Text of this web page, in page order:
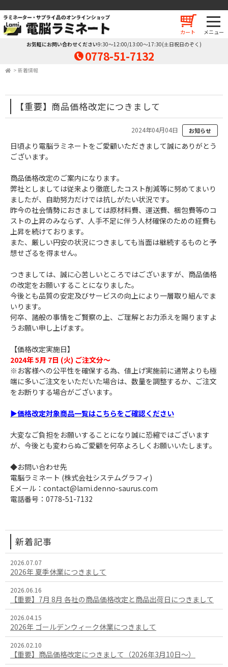
カート
お気軽にお問い合わせください9:30～12:00/13:00～17:30(土日祝日のぞく)
0778-51-7132
> 新着情報
【重要】商品価格改定につきまして
2024年04月04日 お知らせ
日頃より電脳ラミネートをご愛顧いただきまして誠にありがとう
ございます。
商品価格改定のご案内になります。
弊社としましては従来より徹底したコスト削減等に努めてまいり
ましたが、自助努力だけでは抗しがたい状況です。
昨今の社会情勢におきましては原材料費、運送費、梱包費等のコ
ストの上昇のみならず、人手不足に伴う人材確保のための経費も
上昇を続けております。
また、厳しい円安の状況につきましても当面は継続するものと予
想せざるを得ません。
つきましては、誠に心苦しいところではございますが、商品価格
の改定をお願いすることになりました。
今後とも品質の安定及びサービスの向上により一層取り組んでま
いります。
何卒、諸般の事情をご賢察の上、ご理解とお力添えを賜りますよ
うお願い申し上げます。
【価格改定実施日】
2024年 5月 7日 (火) ご注文分～
※お客様への公平性を確保する為、値上げ実施前に通常よりも極
端に多いご注文をいただいた場合は、数量を調整するか、ご注文
をお断りする場合がございます。
▶価格改定対象商品一覧はこちらをご確認ください
大変なご負担をお願いすることになり誠に恐縮ではございます
が、今後とも変わらぬご愛顧を何卒よろしくお願いいたします。
◆お問い合わせ先
電脳ラミネート (株式会社システムグラフィ)
Eメール：contact@lami.denno-saurus.com
電話番号：0778-51-7132
新着記事
2026.07.07
2026年 夏季休業につきまして
2026.06.16
【重要】7月 8月 各社の商品価格改定と商品出荷日につきまして
2026.04.15
2026年 ゴールデンウィーク休業につきまして
2026.02.10
【重要】商品価格改定につきまして（2026年3月10日～）